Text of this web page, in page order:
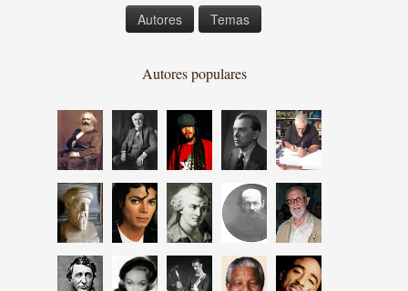
Autores Temas
Autores populares